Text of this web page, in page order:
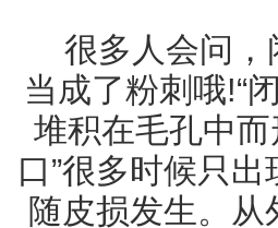
很多人会问
当成了粉刺哦!“
堆积在毛孔中
口”很多时候只
随皮损发生。从